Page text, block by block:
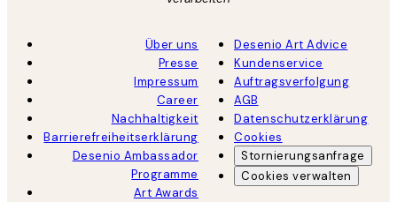
Über uns
Presse
Impressum
Career
Nachhaltigkeit
Barrierefreiheitserklärung
Desenio Ambassador
Programme
Art Awards
Desenio Art Advice
Kundenservice
Auftragsverfolgung
AGB
Datenschutzerklärung
Cookies
Stornierungsanfrage
Cookies verwalten